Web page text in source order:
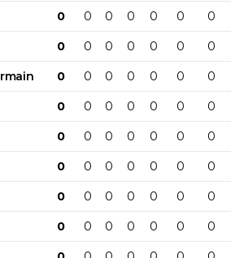
0 0 0 0 0 0 0
0 0 0 0 0 0 0
0 0 0 0 0 0 0
0 0 0 0 0 0 0
0 0 0 0 0 0 0
0 0 0 0 0 0 0
0 0 0 0 0 0 0
0 0 0 0 0 0 0